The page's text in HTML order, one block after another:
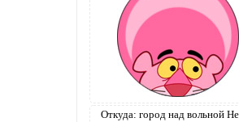
Откуда: город над вольной